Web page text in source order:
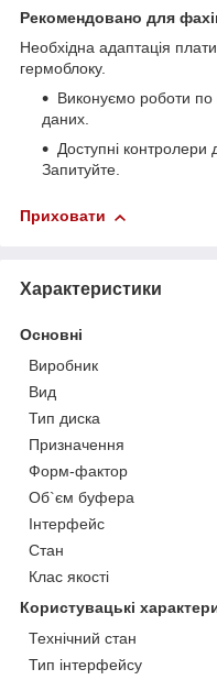
Рекомендовано для
Необхідна адаптація
гермоблоку.
Виконуємо роботи по
даних.
Доступні
Запитуйте.
Приховати
Характеристики
Основні
Виробник
Вид
Тип диска
Призначення
Форм-фактор
Об`єм буфера
Інтерфейс
Стан
Клас якості
Користувацькі
Технічний стан
Тип інтерфейсу